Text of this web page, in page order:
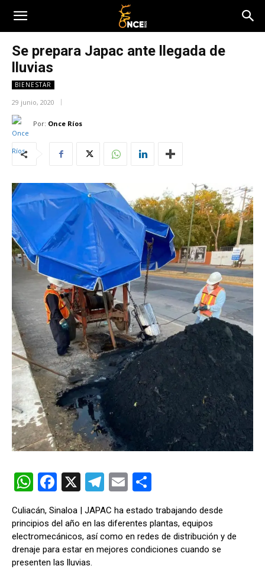
Se prepara Japac ante llegada de
lluvias
BIENESTAR
29 junio, 2020
Por: Once Ríos
W
h
at
s
A
F
a
ce
b
o
X
T
el
e
gr
a
E
ail m
p
ar
Culiacán, Sinaloa | JAPAC ha estado trabajando desde
principios del año en las diferentes plantas, equipos
electromecánicos, así como en redes de distribución y de
drenaje para estar en mejores condiciones cuando se
presenten las lluvias.